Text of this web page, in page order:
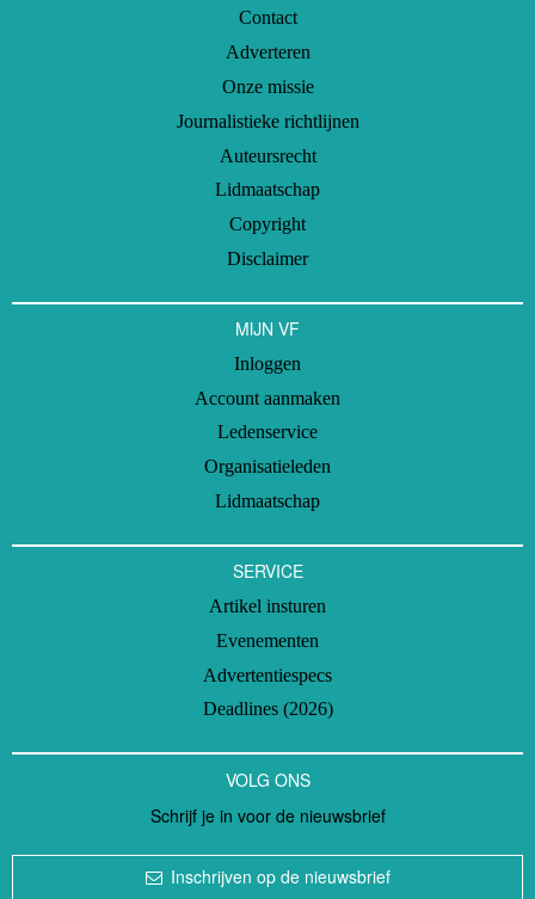
Contact
Adverteren
Onze missie
Journalistieke richtlijnen
Auteursrecht
Lidmaatschap
Copyright
Disclaimer
MIJN VF
Inloggen
Account aanmaken
Ledenservice
Organisatieleden
Lidmaatschap
SERVICE
Artikel insturen
Evenementen
Advertentiespecs
Deadlines (2026)
VOLG ONS
Schrijf je in voor de nieuwsbrief
Inschrijven op de nieuwsbrief